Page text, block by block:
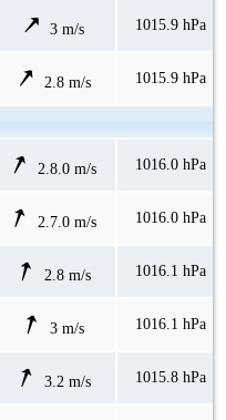
3 m/s 1015.9 hPa
2.8 m/s 1015.9 hPa
2.8.0 m/s 1016.0 hPa
2.7.0 m/s 1016.0 hPa
2.8 m/s 1016.1 hPa
3 m/s 1016.1 hPa
3.2 m/s 1015.8 hPa